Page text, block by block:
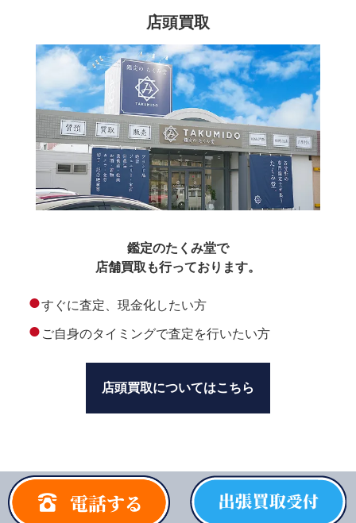
店頭買取
鑑定のたくみ堂で
店舗買取も行っております。
●すぐに査定、現金化したい方
● ご自身のタイミングで査定を行いたい方
店頭買取についてはこちら